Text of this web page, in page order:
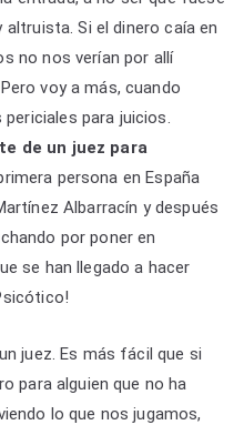
Si el dinero caía en
no nos verían por allí
voy a más, cuando
para juicios.
de un juez para
persona en España
Albarracín y después
por poner en
se han llegado a hacer
juez. Es más fácil que si
para alguien que no ha
lo que nos jugamos,